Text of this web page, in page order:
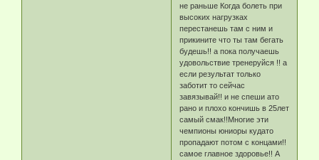
не раньше Когда болеть при
высоких нагрузках
перестанешь там с ним и
прикините что ты там бегать
будешь!! а пока получаешь
удовольствие тренеруйся !! а
если результат только
заботит то сейчас
завязывай!! и не спеши ато
рано и плохо кончишь в 25лет
самый смак!!Многие эти
чемпионы юниоры кудато
пропадают потом с концами!!
самое главное здоровье!! А